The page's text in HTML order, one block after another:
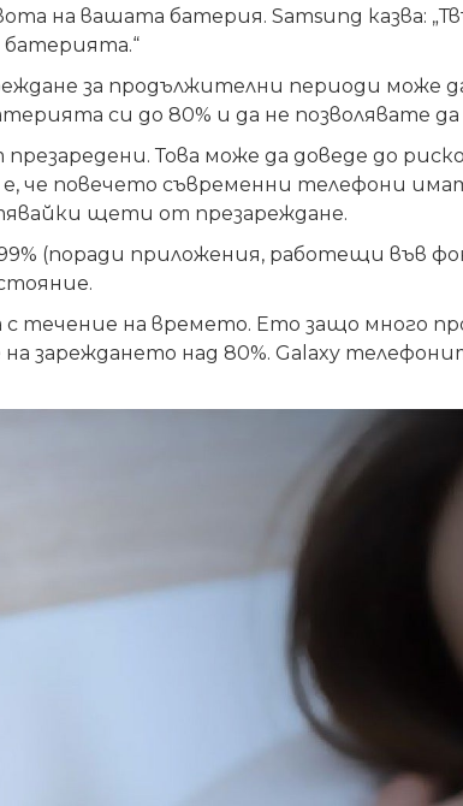
на вашата батерия. Samsung казва:
за продължителни периоди може
си до 80% и да не позволявате да
Това може да доведе до
е, че повечето съвременни телефони
щети от презареждане.
(поради приложения, работещи във
на времето. Ето защо много
зареждането над 80%. Galaxy